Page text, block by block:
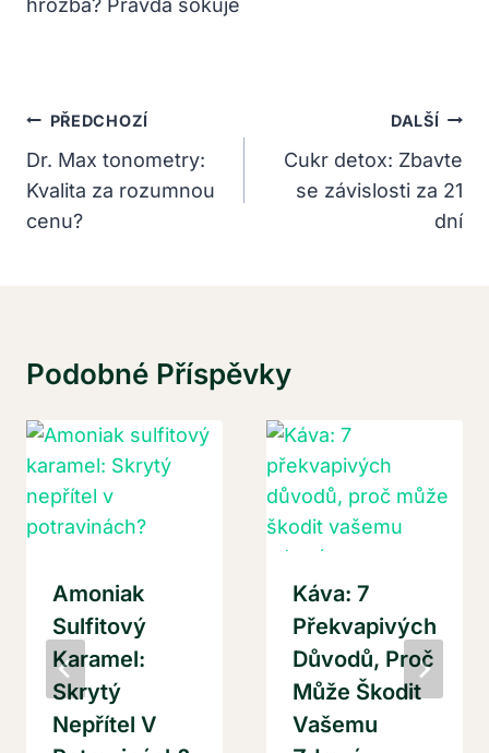
Navigace
Pro
Příspěvek
PŘEDCHOZÍ
Dr. Max tonometry:
Kvalita za rozumnou
cenu?
DALŠÍ
Cukr detox: Zbavte
se závislosti za 21
dní
Podobné Příspěvky
Amoniak
Sulfitový
Karamel:
Skrytý
Nepřítel V
Káva: 7
Překvapivých
Důvodů, Proč
Může Škodit
Vašemu